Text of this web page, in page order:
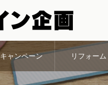
キャンペーン リフォーム